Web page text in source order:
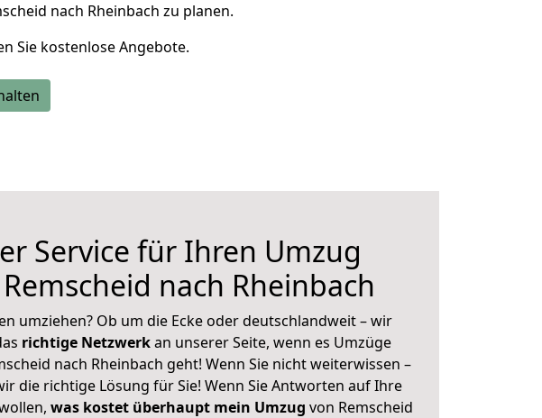
nach Rheinbach zu planen.
Sie kostenlose Angebote.
Service für Ihren Umzug
nach Rheinbach
umziehen? Ob um die Ecke oder deutschlandweit – wir
richtige Netzwerkan unserer Seite, wenn es Umzüge
nach Rheinbach geht! Wenn Sie nicht weiterwissen –
die richtige Lösung für Sie! Wenn Sie Antworten auf Ihre
was kostet überhaupt mein Umzug von Remscheid